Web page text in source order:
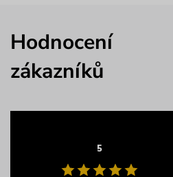
Hodnocení
zákazníků
5